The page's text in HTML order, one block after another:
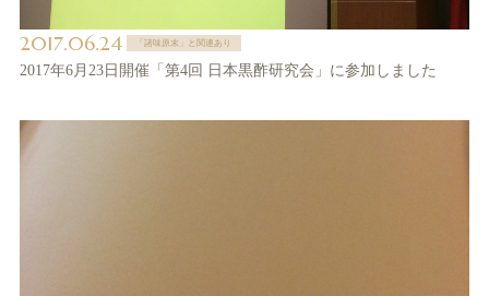
2017.06.24 「諸味原末」と関連あり
2017年6月23日開催「第4回 日本黒酢研究会」に参加しました